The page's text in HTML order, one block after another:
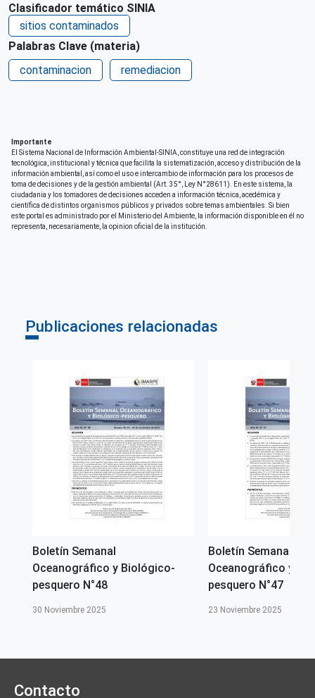
Idioma
Español
País de origen de la Publicación o Recurso
Perú
Repositorio de origen
SIAR Lima
Clasificador temático SINIA
sitios contaminados
Palabras Clave (materia)
contaminacion
remediacion
Importante
El Sistema Nacional de Información Ambiental-SINIA, constituye una red de integración
tecnológica, institucional y técnica que facilita la sistematización, acceso y distribución de la
información ambiental, así como el uso e intercambio de información para los procesos de
toma de decisiones y de la gestión ambiental (Art. 35°, Ley N°28611). En este sistema, la
ciudadania y los tomadores de decisiones acceden a información técnica, acedémica y
científica de distintos organismos públicos y privados sobre temas ambientales. Si bien
este portal es administrado por el Ministerio del Ambiente, la información disponible en él no
representa, necesariamente, la opinion oficial de la institución.
Publicaciones relacionadas
Boletín Semanal
Oceanográfico y Biológico-
pesquero N°48
30 Noviembre 2025
Boletín Semanal
Oceanográfico y
pesquero N°47
23 Noviembre 2025
Contacto